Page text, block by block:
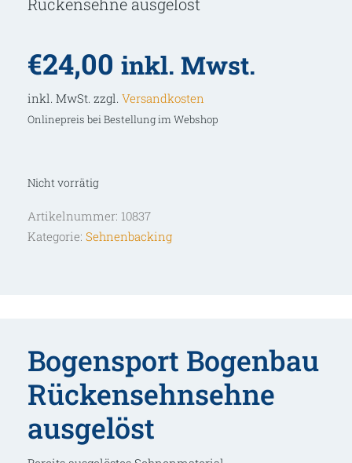
€24,00 inkl. Mwst.
inkl. MwSt. zzgl. Versandkosten
Onlinepreis bei Bestellung im Webshop
Nicht vorrätig
Artikelnummer: 10837
Kategorie: Sehnenbacking
Bogensport Bogenbau
Rückensehnsehne
ausgelöst